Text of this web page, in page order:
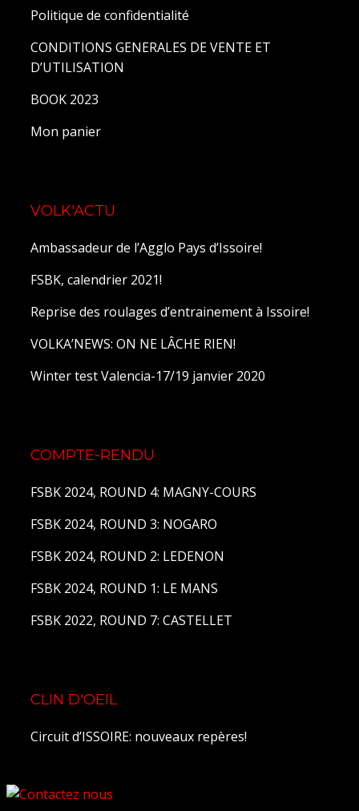
Politique de confidentialité
CONDITIONS GENERALES DE VENTE ET
D’UTILISATION
BOOK 2023
Mon panier
VOLK'ACTU
Ambassadeur de l’Agglo Pays d’Issoire!
FSBK, calendrier 2021!
Reprise des roulages d’entrainement à Issoire!
VOLKA’NEWS: ON NE LÂCHE RIEN!
Winter test Valencia-17/19 janvier 2020
COMPTE-RENDU
FSBK 2024, ROUND 4: MAGNY-COURS
FSBK 2024, ROUND 3: NOGARO
FSBK 2024, ROUND 2: LEDENON
FSBK 2024, ROUND 1: LE MANS
FSBK 2022, ROUND 7: CASTELLET
CLIN D'OEIL
Circuit d’ISSOIRE: nouveaux repères!